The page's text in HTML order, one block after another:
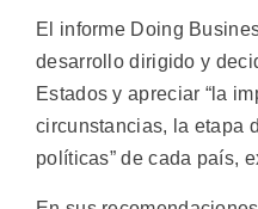
El informe Doing
desarrollo dirigido y
Estados y apreciar “la
circunstancias, la etapa
políticas” de cada país,